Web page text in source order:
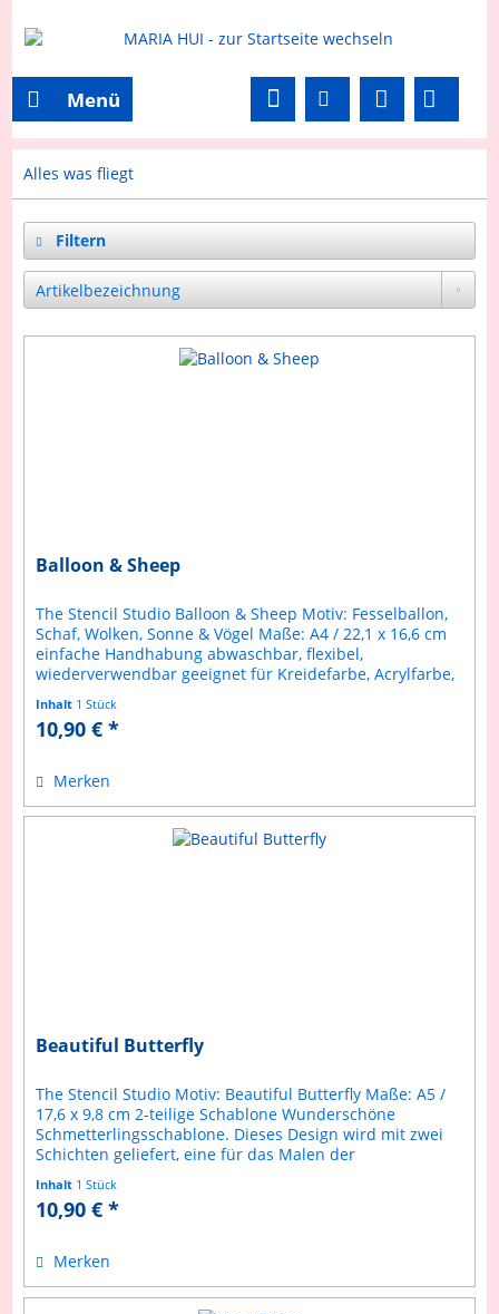
Menü
Alles was fliegt
Filtern
Balloon & Sheep
The Stencil Studio Balloon & Sheep Motiv: Fesselballon,
Schaf, Wolken, Sonne & Vögel Maße: A4 / 22,1 x 16,6 cm
einfache Handhabung abwaschbar, flexibel,
wiederverwendbar geeignet für Kreidefarbe, Acrylfarbe,
Inhalt 1 Stück
10,90 € *
Merken
Beautiful Butterfly
The Stencil Studio Motiv: Beautiful Butterfly Maße: A5 /
17,6 x 9,8 cm 2-teilige Schablone Wunderschöne
Schmetterlingsschablone. Dieses Design wird mit zwei
Schichten geliefert, eine für das Malen der
Inhalt 1 Stück
10,90 € *
Merken